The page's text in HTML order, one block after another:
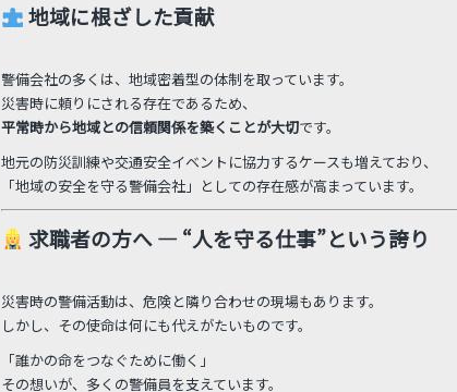
地域に根ざした貢献
警備会社の多くは、地域密着型の体制を取っています。
災害時に頼りにされる存在であるため、
平常時から地域との信頼関係を築くことが大切です。
地元の防災訓練や交通安全イベントに協力するケースも増えており、
「地域の安全を守る警備会社」としての存在感が高まっています。
求職者の方へ ― “人を守る仕事”という誇り
災害時の警備活動は、危険と隣り合わせの現場もあります。
しかし、その使命は何にも代えがたいものです。
「誰かの命をつなぐために働く」
その想いが、多くの警備員を支えています。